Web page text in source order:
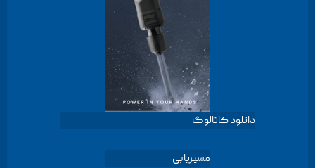
دانلود کاتالوگ
مسیریابی